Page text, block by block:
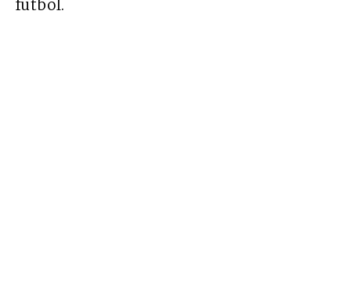
futbol.